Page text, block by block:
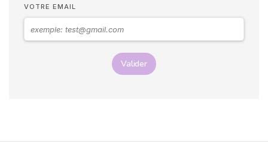
VOTRE EMAIL
Valider